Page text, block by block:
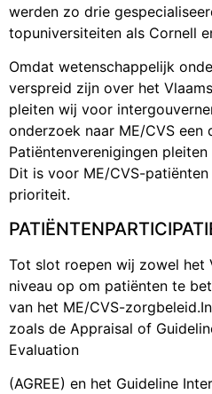
werden zo drie
topuniversiteiten als Cornell
Omdat wetenschappelijk
verspreid zijn over het
pleiten wij voor
onderzoek naar ME/CVS
Patiëntenverenigingen
Dit is voor ME/CVS-
prioriteit.
Tot slot roepen wij zowel het
niveau op om patiënten te
van het ME/CVS-
zoals de Appraisal of
Evaluation
(AGREE) en het Guideline